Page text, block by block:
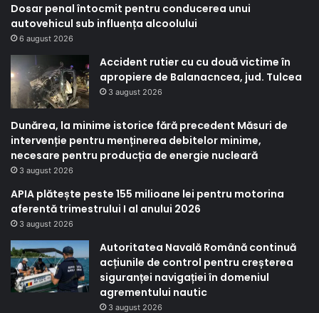
Dosar penal întocmit pentru conducerea unui
autovehicul sub influența alcoolului
6 august 2026
Accident rutier cu cu două victime în
apropiere de Balanacncea, jud. Tulcea
3 august 2026
Dunărea, la minime istorice fără precedent Măsuri de
intervenție pentru menținerea debitelor minime,
necesare pentru producția de energie nucleară
3 august 2026
APIA plătește peste 155 milioane lei pentru motorina
aferentă trimestrului I al anului 2026
3 august 2026
Autoritatea Navală Română continuă
acțiunile de control pentru creșterea
siguranței navigației în domeniul
agrementului nautic
3 august 2026